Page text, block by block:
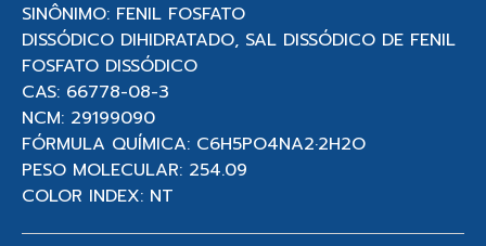
SINÔNIMO: FENIL FOSFATO
DISSÓDICO DIHIDRATADO, SAL DISSÓDICO DE FENIL
FOSFATO DISSÓDICO
CAS: 66778-08-3
NCM: 29199090
FÓRMULA QUÍMICA: C6H5PO4NA2·2H2O
PESO MOLECULAR: 254.09
COLOR INDEX: NT